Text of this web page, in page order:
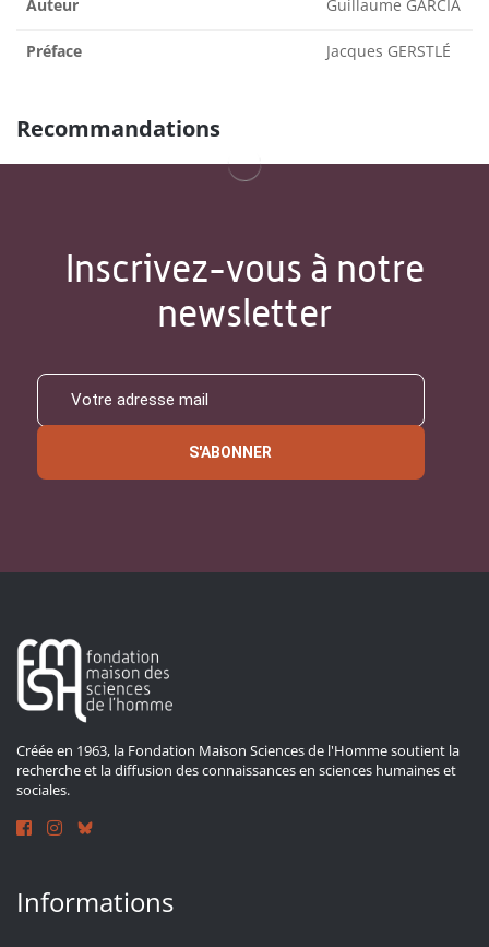
Auteur Guillaume GARCIA
Préface Jacques GERSTLÉ
Recommandations
Inscrivez-vous à notre
newsletter
S'ABONNER
Créée en 1963, la Fondation Maison Sciences de l'Homme soutient la
recherche et la diffusion des connaissances en sciences humaines et
sociales.
Informations